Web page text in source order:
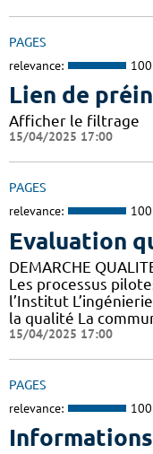
PAGES
relevance:
Lien de
Afficher le filtrage
15/04/2025 17:00
PAGES
relevance:
Evaluation
DEMARCHE
Les processus
l’Institut
la qualité La
15/04/2025 17:00
PAGES
relevance: